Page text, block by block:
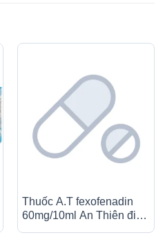
Thuốc A.T fexofenadin
60mg/10ml An Thiên điều